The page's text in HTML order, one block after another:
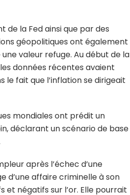
de la Fed ainsi que par des
géopolitiques ont également
valeur refuge. Au début de la
données récentes avaient
le fait que l’inflation se dirigeait
mondiales ont prédit un
déclarant un scénario de base
après l’échec d’une
d’une affaire criminelle à son
négatifs sur l’or. Elle pourrait